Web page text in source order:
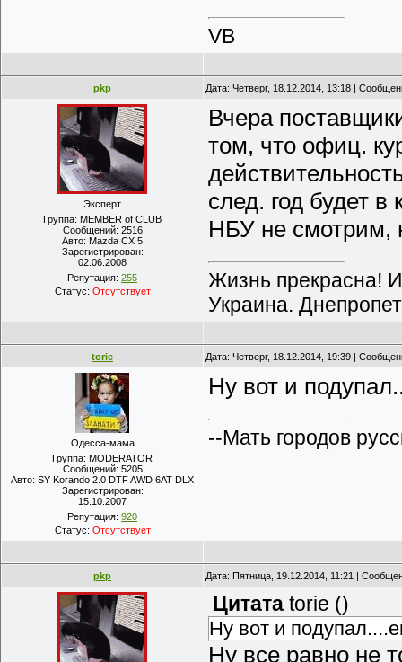
VB
pkp Дата: Четверг, 18.12.2014, 13:18 |
Эксперт
Группа: MEMBER of CLUB
Сообщений: 2516
Авто: Mazda CX 5
Зарегистрирован:
02.06.2008
Репутация: 255
Статус: Отсутствует
Вчера
том, что офиц.
след. год будет
НБУ не смотрим,
Жизнь прекрасна!
Украина.
torie Дата: Четверг, 18.12.2014, 19:39 |
Одесса-мама
Группа: MODERATOR
Сообщений: 5205
Авто: SY Korando 2.0 DTF AWD 6AT DLX
Зарегистрирован:
15.10.2007
Репутация: 920
Статус: Отсутствует
Ну вот и
--Мать городов
pkp Дата: Пятница, 19.12.2014, 11:21 |
Цитата torie ()
Ну вот и
Ну все равно не